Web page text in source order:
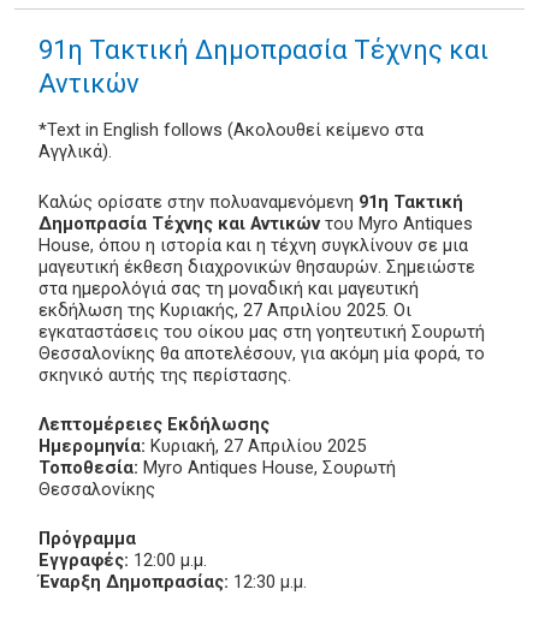
91η Τακτική Δημοπρασία Τέχνης και
Αντικών
*Text in English follows (Ακολουθεί κείμενο στα
Αγγλικά).
Καλώς ορίσατε στην πολυαναμενόμενη 91η Τακτική
Δημοπρασία Τέχνης και Αντικών του Myro Antiques
House, όπου η ιστορία και η τέχνη συγκλίνουν σε μια
μαγευτική έκθεση διαχρονικών θησαυρών. Σημειώστε
στα ημερολόγιά σας τη μοναδική και μαγευτική
εκδήλωση της Κυριακής, 27 Απριλίου 2025. Οι
εγκαταστάσεις του οίκου μας στη γοητευτική Σουρωτή
Θεσσαλονίκης θα αποτελέσουν, για ακόμη μία φορά, το
σκηνικό αυτής της περίστασης.
Λεπτομέρειες Εκδήλωσης
Ημερομηνία: Κυριακή, 27 Απριλίου 2025
Τοποθεσία: Myro Antiques House, Σουρωτή
Θεσσαλονίκης
Πρόγραμμα
Εγγραφές: 12:00 μ.μ.
Έναρξη Δημοπρασίας: 12:30 μ.μ.